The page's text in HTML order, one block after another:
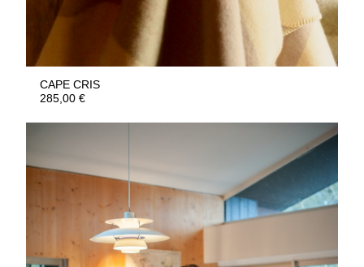
CAPE CRIS
285,00€